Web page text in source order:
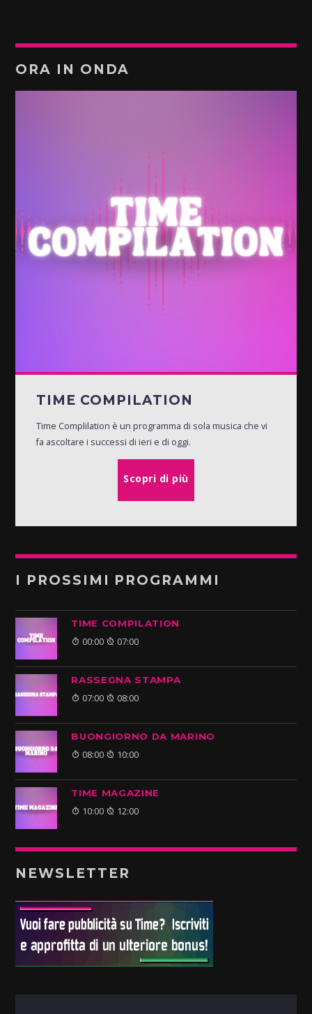
ORA IN ONDA
TIME COMPILATION
Time Complilation è un programma di sola musica che vi
fa ascoltare i successi di ieri e di oggi.
Scopri di più
I PROSSIMI PROGRAMMI
TIME COMPILATION
00:00 07:00
RASSEGNA STAMPA
07:00 08:00
BUONGIORNO DA MARINO
08:00 10:00
TIME MAGAZINE
10:00 12:00
NEWSLETTER